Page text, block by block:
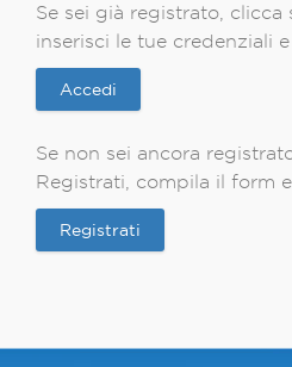
Se sei già registrato, clicca
inserisci le tue credenziali
Accedi
Se non sei ancora
Registrati, compila il form
Registrati